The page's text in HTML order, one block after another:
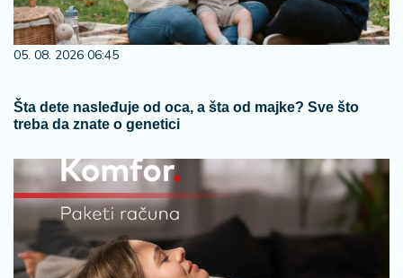
05. 08. 2026 06:45
Šta dete nasleđuje od oca, a šta od majke? Sve što
treba da znate o genetici